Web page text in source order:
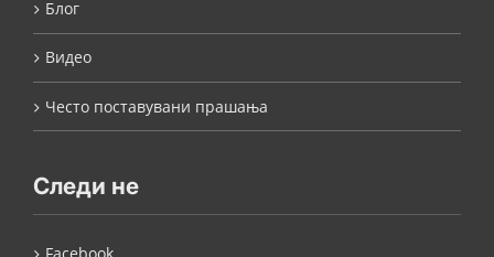
Блог
Видео
Често поставувани прашања
Следи не